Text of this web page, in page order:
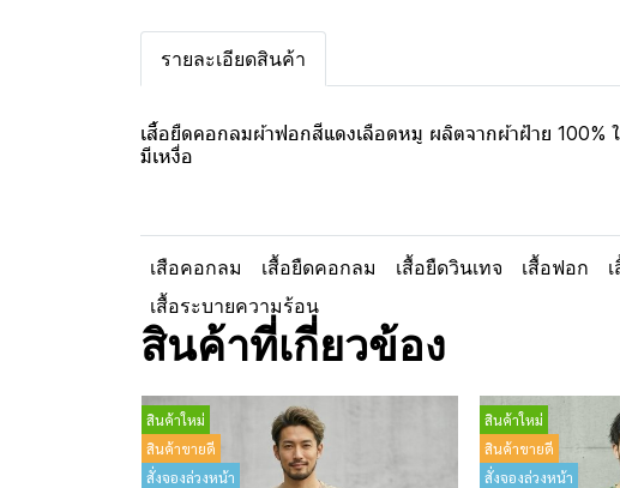
รายละเอียดสินค้า
เสื้อยืดคอกลมผ้าฟอกสีแดงเลือดหมู ผลิตจากผ้าฝ้าย 100%
มีเหงื่อ
เสือคอกลม เสื้อยืดคอกลม เสื้อยืดวินเทจ เสื้อฟอก
เสื้อระบายความร้อน
สินค้าที่เกี่ยวข้อง
สินค้าใหม่
สินค้าขายดี
สั่งจองล่วงหน้า
สินค้าใหม่
สินค้าขายดี
สั่งจองล่วงหน้า